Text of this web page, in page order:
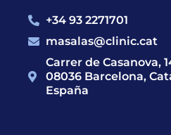
+34 93 2271701
masalas@clinic.cat
Carrer de Casanova,
08036 Barcelona,
España